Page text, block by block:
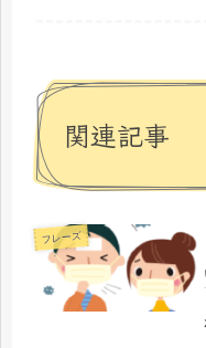
関連記事
フレーズ